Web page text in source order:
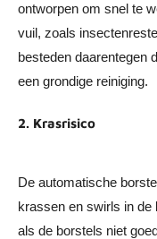
ontworpen om snel te
vuil, zoals
besteden daarentegen
een grondige reiniging.
2. Krasrisico
De automatische
krassen en swirls in
als de borstels niet